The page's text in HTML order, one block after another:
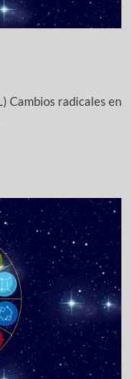
Cambios radicales en